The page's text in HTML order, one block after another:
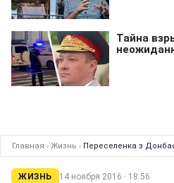
Главная › Жизнь › Переселенка з
ЖИЗНЬ 14 ноября 2016 · 18:56